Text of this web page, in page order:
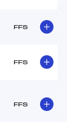
FFS
FFS
FFS